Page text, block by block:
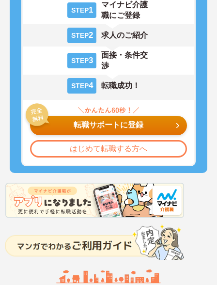
STEP1
マイナビ介護
職にご登録
STEP2 求人のご紹介
STEP3
面接・条件交
渉
STEP4 転職成功！
転職サポートに登録
はじめて転職する方へ